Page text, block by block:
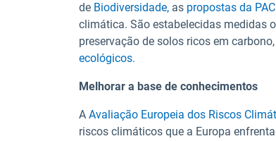
de Biodiversidade, as propostas da
climática. São estabelecidas medidas
preservação de solos ricos em
ecológicos.
Melhorar a base de conhecimentos
A Avaliação Europeia dos Riscos
riscos climáticos que a Europa